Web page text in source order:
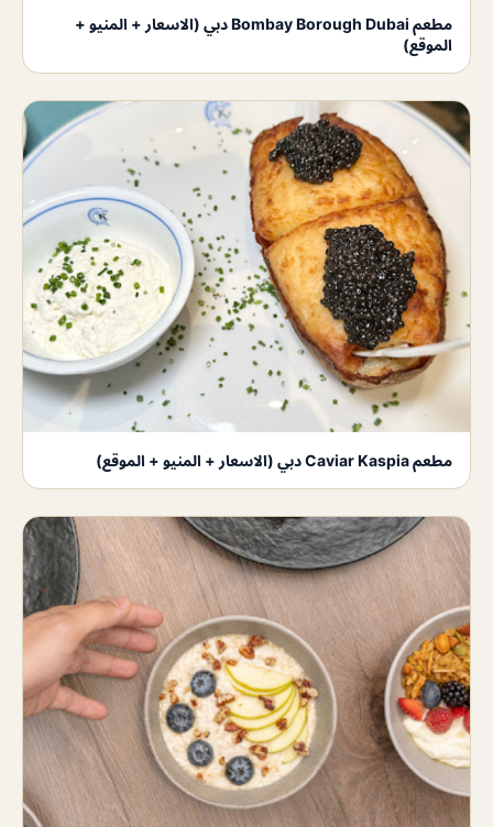
مطعم Bombay Borough Dubai دبي (الاسعار + المنيو +
الموقع)
مطعم Caviar Kaspia دبي (الاسعار + المنيو + الموقع)